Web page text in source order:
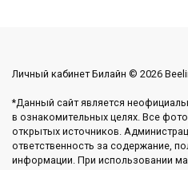
Личный кабинет Билайн © 2026
*Данный сайт является
в ознакомительных целях. Все
открытых источников.
ответственность за содержание,
информации. При использовании